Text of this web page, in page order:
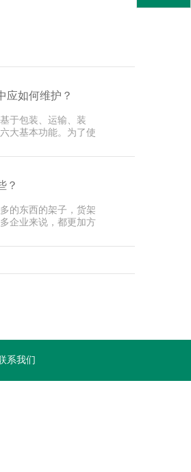
应如何维护？
于包装、运输、装
大基本功能。为了使
？
的东西的架子，货架
企业来说，都更加方
系我们